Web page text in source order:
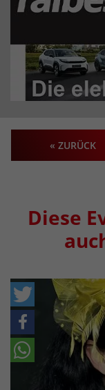
« ZURÜCK
Diese